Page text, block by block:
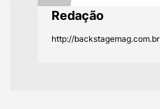
n Redação
http://backstagemag.com.br